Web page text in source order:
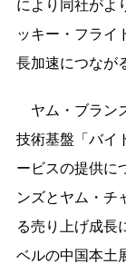
により同社がよ
ッキー・フライ
長加速につなが
ヤム・ブラン
技術基盤「バイ
ービスの提供に
ンズとヤム・チ
る売り上げ成長
ベルの中国本土